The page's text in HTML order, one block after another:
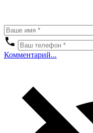
Комментарий...